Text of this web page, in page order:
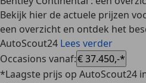
Bekijk hier de actuele prijzen
een overzicht en ontdek het
AutoScout24 Lees verder
Occasions vanaf:€ 37.450,-*
*Laagste prijs op AutoScout24